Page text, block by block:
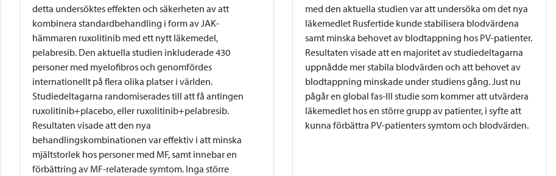
detta undersöktes effekten och säkerheten av att
kombinera standardbehandling i form av JAK-
hämmaren ruxolitinib med ett nytt läkemedel,
pelabresib. Den aktuella studien inkluderade 430
personer med myelofibros och genomfördes
internationellt på flera olika platser i världen.
Studiedeltagarna randomiserades till att få antingen
ruxolitinib+placebo, eller ruxolitinib+pelabresib.
Resultaten visade att den nya
behandlingskombinationen var effektiv i att minska
mjältstorlek hos personer med MF, samt innebar en
förbättring av MF-relaterade symtom. Inga större
med den aktuella studien var att undersöka om det nya
läkemedlet Rusfertide kunde stabilisera blodvärdena
samt minska behovet av blodtappning hos PV-patienter.
Resultaten visade att en majoritet av studiedeltagarna
uppnådde mer stabila blodvärden och att behovet av
blodtappning minskade under studiens gång. Just nu
pågår en global fas-III studie som kommer att utvärdera
läkemedlet hos en större grupp av patienter, i syfte att
kunna förbättra PV-patienters symtom och blodvärden.